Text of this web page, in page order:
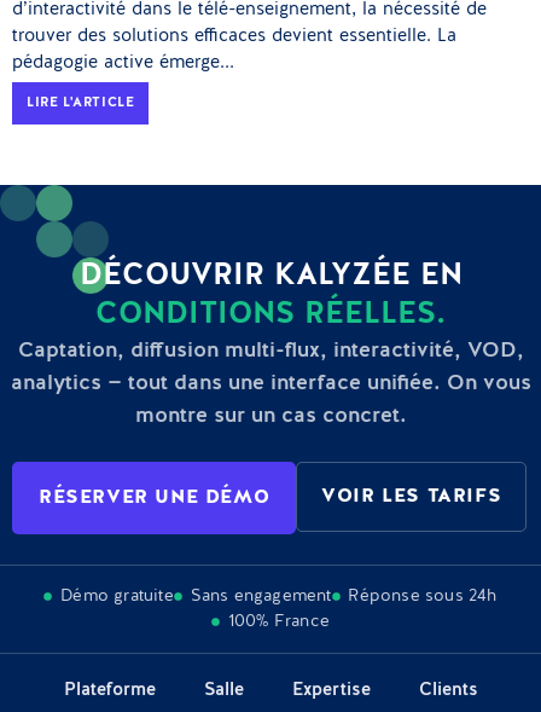
d’interactivité dans le télé-enseignement, la nécessité de
trouver des solutions efficaces devient essentielle. La
pédagogie active émerge...
LIRE L'ARTICLE
DÉCOUVRIR KALYZÉE EN
CONDITIONS RÉELLES.
Captation, diffusion multi-flux, interactivité, VOD,
analytics — tout dans une interface unifiée. On vous
montre sur un cas concret.
RÉSERVER UNE DÉMO VOIR LES TARIFS
Démo gratuite Sans engagement
Réponse sous 24h
100% France
Plateforme Salle Expertise Clients